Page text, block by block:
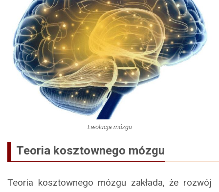
Ewolucja mózgu
Teoria kosztownego mózgu
Teoria kosztownego mózgu zakłada, że rozwój